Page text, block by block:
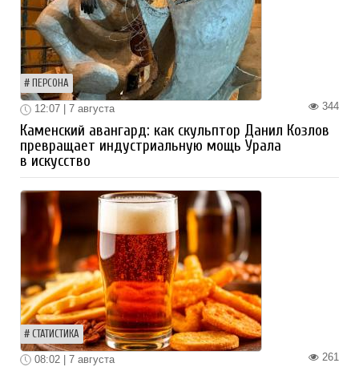
ПЕРСОНА
344
12:07 | 7 августа
Каменский авангард: как скульптор Данил Козлов
превращает индустриальную мощь Урала
в искусство
СТАТИСТИКА
261
08:02 | 7 августа